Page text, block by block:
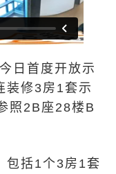
日首度开放示
装修3房1套示
照2B座28楼B
包括1个3房1套